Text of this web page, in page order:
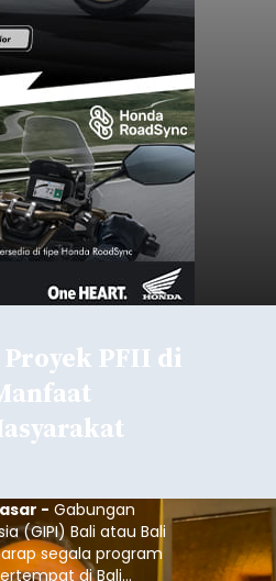
PFII di
- Gabungan
(GIPI) Bali atau Bali
segala program
di Bali